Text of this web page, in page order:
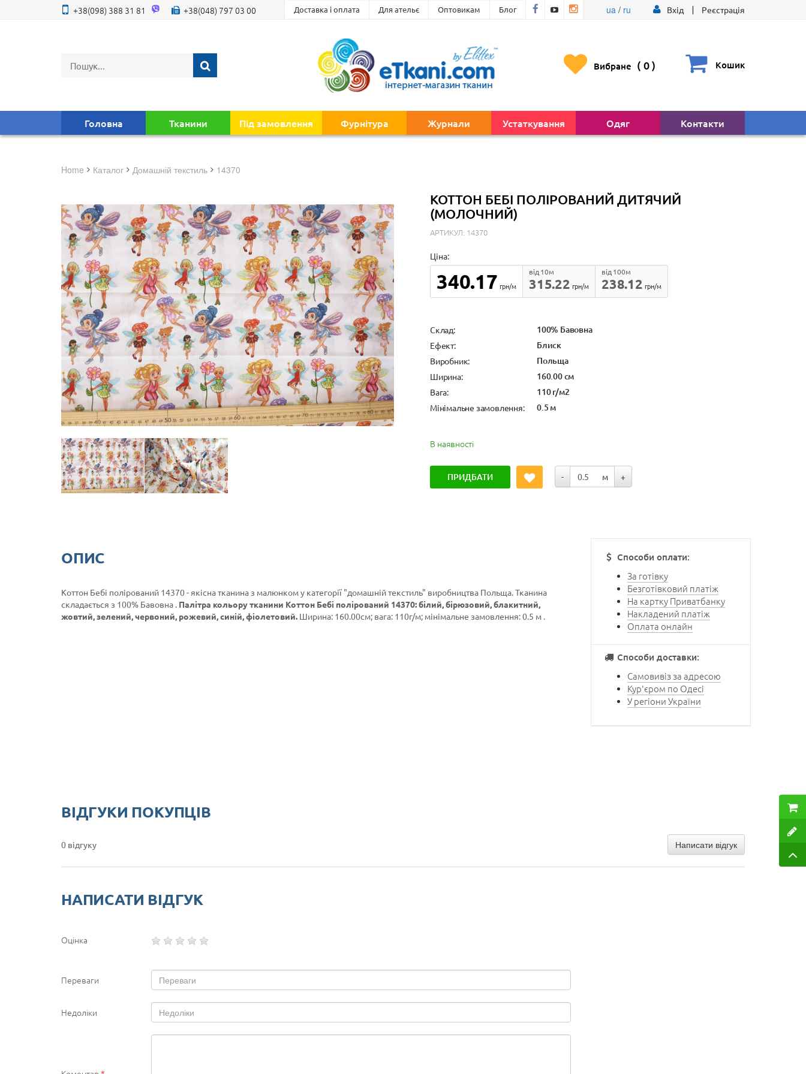
+38(098) 388 31 81 +38(048) 797 03 00 Доставка і оплата Для ательє Оптовикам Блог ua/ ru Вхід Реєстрація
Вибране ( 0) Кошик
Головна Тканини Під замовлення Фурнітура Журнали Устаткування Одяг Контакти
Home Каталог домашній текстиль 14370
КОТТОН БЕБІ ПОЛІРОВАНИЙ ДИТЯЧИЙ
(МОЛОЧНИЙ)
АРТИКУЛ: 14370
Ціна:
340.17 грн/м 315.22
від 10м
грн/м
238.12
від 100м
грн/м
Cклад: 100% Бавовна
Ефект: Блиск
Виробник: Польща
Ширина: 160.00 см
Вага: 110 г/м2
Мінімальне замовлення: 0.5 м
В наявності
ПРИДБАТИ - м +
ОПИС
Коттон Бебі полірований 14370 - якісна тканина з малюнком у категорії "домашній текстиль" виробництва Польща. Тканина
складається з 100% Бавовна . Палітра кольору тканини Коттон Бебі полірований 14370: білий, бірюзовий, блакитний,
жовтий, зелений, червоний, рожевий, синій, фіолетовий. Ширина: 160.00см; вага: 110г/м; мінімальне замовлення: 0.5 м .
Способи оплати:
За готівку
Безготівковий платіж
На картку Приватбанку
Накладений платіж
Оплата онлайн
Способи доставки:
Самовивіз за адресою
Кур'єром по Одесі
У регіони України
ВІДГУКИ ПОКУПЦІВ
0 відгуку Написати відгук
НАПИСАТИ ВІДГУК
Оцінка
Переваги
Недоліки